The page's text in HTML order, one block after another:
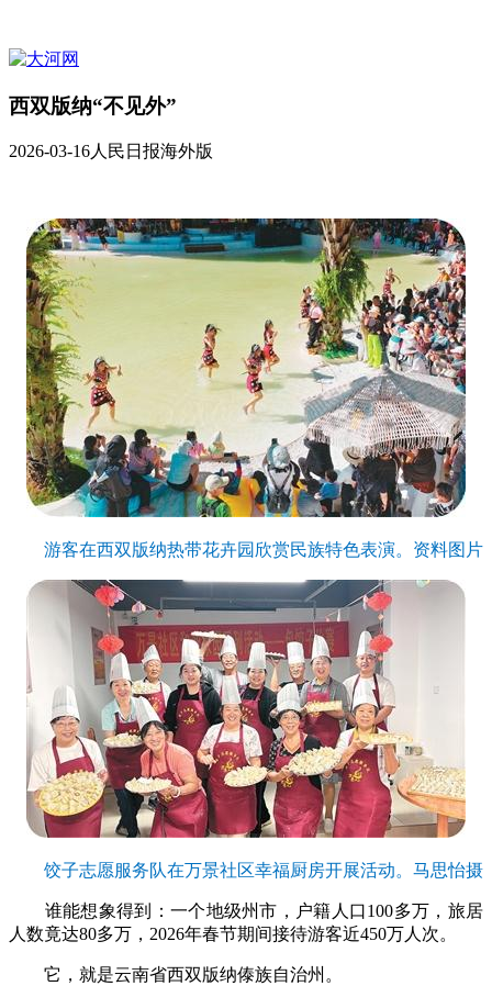
西双版纳“不见外”
2026-03-16人民日报海外版
游客在西双版纳热带花卉园欣赏民族特色表演。资料图片
饺子志愿服务队在万景社区幸福厨房开展活动。马思怡摄
谁能想象得到：一个地级州市，户籍人口100多万，旅居
人数竟达80多万，2026年春节期间接待游客近450万人次。
它，就是云南省西双版纳傣族自治州。